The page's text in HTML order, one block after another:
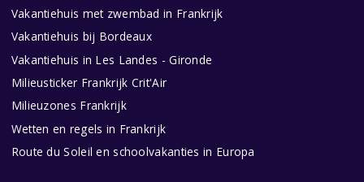
Vakantiehuis met zwembad in Frankrijk
Vakantiehuis bij Bordeaux
Vakantiehuis in Les Landes - Gironde
Milieusticker Frankrijk Crit'Air
Milieuzones Frankrijk
Wetten en regels in Frankrijk
Route du Soleil en schoolvakanties in Europa